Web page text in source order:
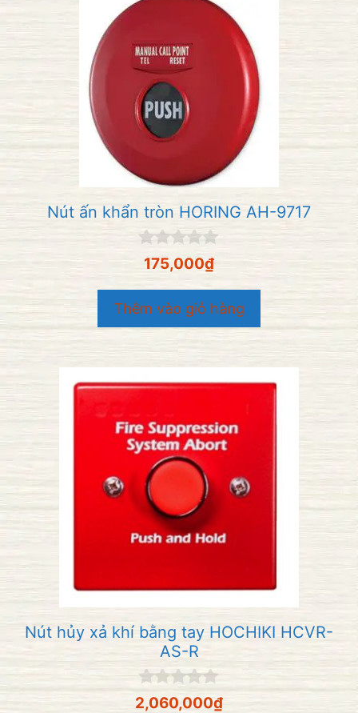
Nút ấn khẩn tròn HORING AH-9717
0
n
g
o
à
i
175,000₫
Thêm vào giỏ hàng
Nút hủy xả khí bằng tay HOCHIKI HCVR-
AS-R
0
2,060,000₫